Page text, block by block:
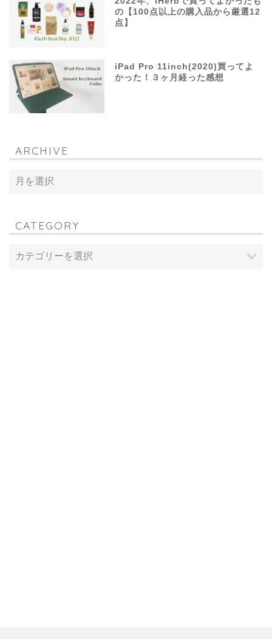
の【100点以上の購入品から厳選12
点】
iPad Pro 11inch(2020)買ってよ
かった！３ヶ月経った感想
ARCHIVE
CATEGORY